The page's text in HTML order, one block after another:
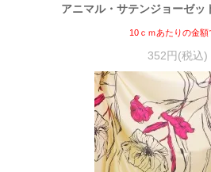
アニマル・サテンジョーゼ
10ｃｍあたりの金額
352円(税込)